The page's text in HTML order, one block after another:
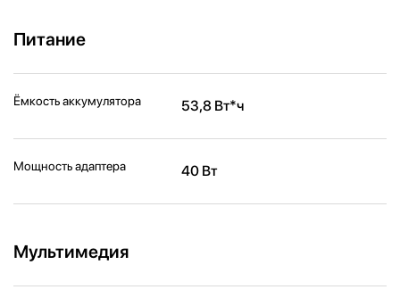
Питание
Ёмкость аккумулятора 53,8 Вт*ч
Мощность адаптера 40 Вт
Мультимедия